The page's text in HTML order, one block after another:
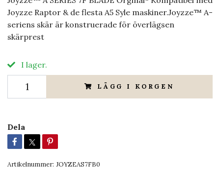
Joyzze Raptor & de flesta A5 Syle maskiner.Joyzze™ A-
seriens skär är konstruerade för överlägsen
skärprest
I lager.
LÄGG I KORGEN
Dela
Artikelnummer: JOYZEAS7FB0